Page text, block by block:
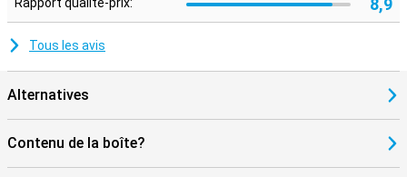
également une sécurité supplémentaire pour vos données et votre
vie privée, afin que vous puissiez utiliser votre smartphone en
toute sérénité.
8,9
Tous les avis
Alternatives
Contenu de la boîte?